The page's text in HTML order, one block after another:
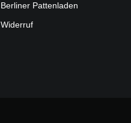
Berliner Pattenladen
Widerruf